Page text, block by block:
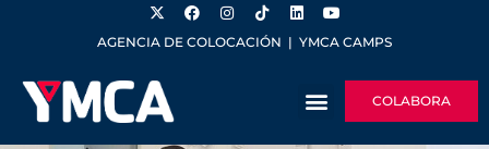
AGENCIA DE COLOCACIÓN | YMCA CAMPS
COLABORA